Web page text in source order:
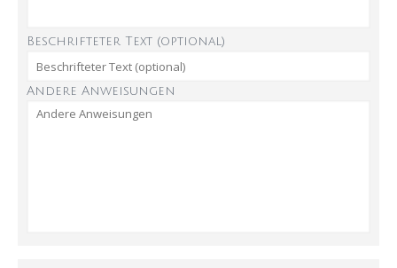
Beschrifteter Text (optional)
Andere Anweisungen